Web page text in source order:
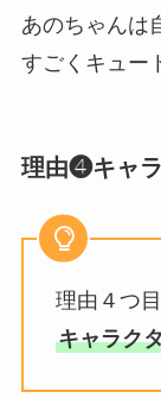
あのちゃんは
すごくキュー
理由❹キャ
理由４つ
キャラク